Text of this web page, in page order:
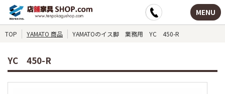
MENU
TOP YAMATO 商品 YAMATOのイス脚 業務用 YC 450-R
YC 450-R